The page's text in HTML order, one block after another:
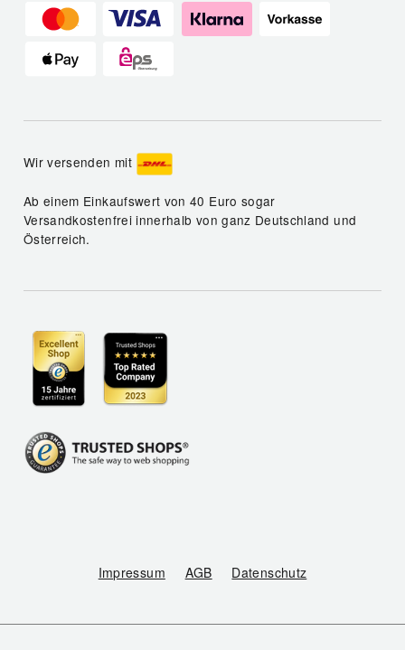
Wir versenden mit
Ab einem Einkaufswert von 40 Euro sogar
Versandkostenfrei innerhalb von ganz Deutschland und
Österreich.
Impressum AGB Datenschutz